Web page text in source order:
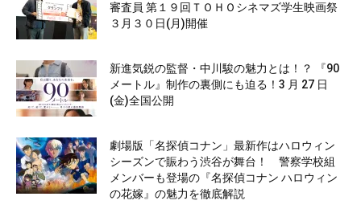
審査員 第１９回ＴＯＨＯシネマズ学生映画祭
３月３０日(月)開催
新進気鋭の監督・中川駿の魅力とは！？ 『90
メートル』制作の裏側にも迫る！3 月 27 日
(金)全国公開
劇場版「名探偵コナン」最新作はハロウィン
シーズンで賑わう渋谷が舞台！ 警察学校組
メンバーも登場の『名探偵コナン ハロウィン
の花嫁』の魅力を徹底解説